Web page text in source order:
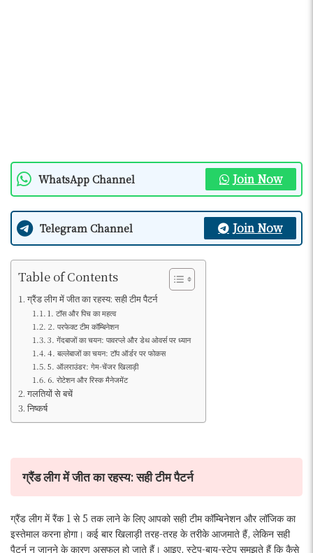
WhatsApp Channel Join Now
Telegram Channel Join Now
Table of Contents
ग्रैंड लीग में जीत का रहस्य: सही टीम पैटर्न
1. टॉस और पिच का महत्व
2. परफेक्ट टीम कॉम्बिनेशन
3. गेंदबाजों का चयन: पावरप्ले और डेथ ओवर्स पर ध्यान
4. बल्लेबाजों का चयन: टॉप ऑर्डर पर फोकस
5. ऑलराउंडर: गेम-चेंजर खिलाड़ी
6. रोटेशन और रिस्क मैनेजमेंट
गलतियों से बचें
निष्कर्ष
ग्रैंड लीग में जीत का रहस्य: सही टीम पैटर्न
ग्रैंड लीग में रैंक 1 से 5 तक लाने के लिए आपको सही टीम कॉम्बिनेशन और लॉजिक का
इस्तेमाल करना होगा। कई बार खिलाड़ी तरह-तरह के तरीके आजमाते हैं, लेकिन सही
पैटर्न न जानने के कारण असफल हो जाते हैं। आइए, स्टेप-बाय-स्टेप समझते हैं कि कैसे